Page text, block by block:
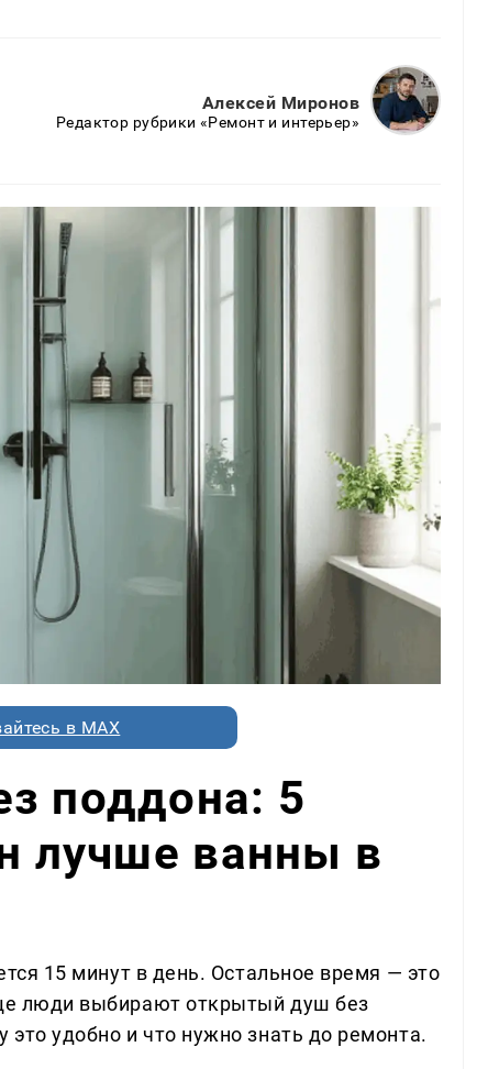
Алексей Миронов
Редактор рубрики «Ремонт и интерьер»
в MAX
поддона: 5
лучше ванны в
15 минут в день. Остальное время — это
люди выбирают открытый душ без
удобно и что нужно знать до ремонта.